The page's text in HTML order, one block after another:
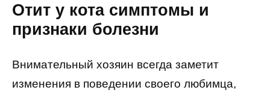
Отит у кота симптомы и
признаки болезни
Внимательный хозяин всегда заметит
изменения в поведении своего любимца,